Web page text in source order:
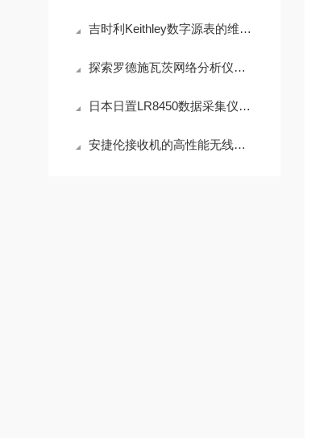
吉时利Keithley数字源表的维护保养方法
探索罗德施瓦茨网络分析仪的技术细节与应用优势
日本日置LR8450数据采集仪带U8552模块
安捷伦接收机的高性能无线通信技术